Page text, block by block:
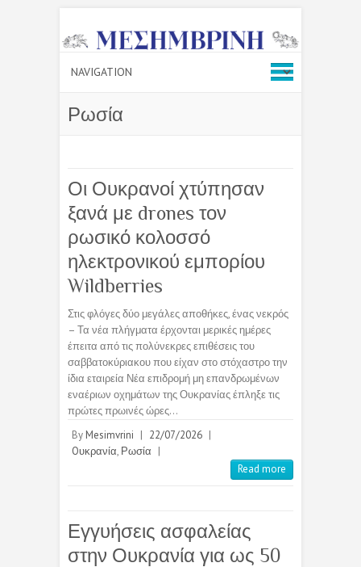
Ρωσία
Οι Ουκρανοί χτύπησαν
ξανά με drones τον
ρωσικό κολοσσό
ηλεκτρονικού εμπορίου
Wildberries
Στις φλόγες δύο μεγάλες αποθήκες, ένας νεκρός
– Τα νέα πλήγματα έρχονται μερικές ημέρες
έπειτα από τις πολύνεκρες επιθέσεις του
σαββατοκύριακου που είχαν στο στόχαστρο την
ίδια εταιρεία Νέα επιδρομή μη επανδρωμένων
εναέριων οχημάτων της Ουκρανίας έπληξε τις
πρώτες πρωινές ώρες…
By Mesimvrini | 22/07/2026 |
Oυκρανία, Ρωσία |
Read more
Εγγυήσεις ασφαλείας
στην Ουκρανία για ως 50